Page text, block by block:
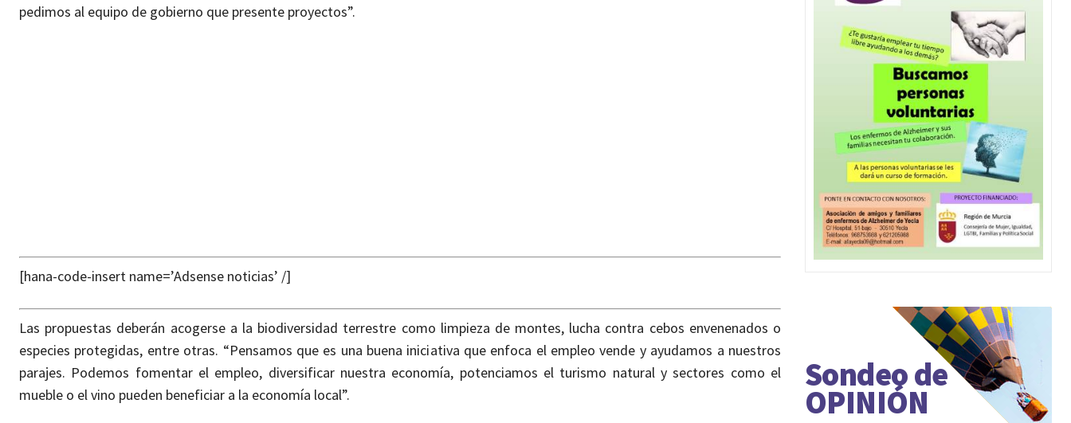
pedimos al equipo de gobierno que presente proyectos”.
[hana-code-insert name=’Adsense noticias’ /]
Las propuestas deberán acogerse a la biodiversidad terrestre como limpieza de montes, lucha contra cebos envenenados o
especies protegidas, entre otras. “Pensamos que es una buena iniciativa que enfoca el empleo vende y ayudamos a nuestros
parajes. Podemos fomentar el empleo, diversificar nuestra economía, potenciamos el turismo natural y sectores como el
mueble o el vino pueden beneficiar a la economía local”.
Sondeo de
OPINIÓN